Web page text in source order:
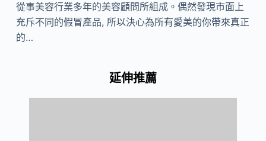
從事美容行業多年的美容顧問所組成。偶然發現市面上
充斥不同的假冒產品, 所以決心為所有愛美的你帶來真正
的…
延伸推薦